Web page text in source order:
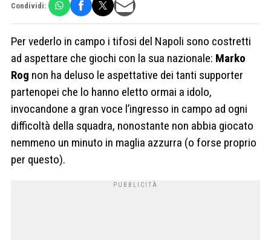
Condividi:
Per vederlo in campo i tifosi del Napoli sono costretti
ad aspettare che giochi con la sua nazionale: Marko
Rog non ha deluso le aspettative dei tanti supporter
partenopei che lo hanno eletto ormai a idolo,
invocandone a gran voce l’ingresso in campo ad ogni
difficoltà della squadra, nonostante non abbia giocato
nemmeno un minuto in maglia azzurra (o forse proprio
per questo).